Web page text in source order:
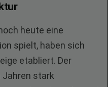
heute eine
spielt, haben sich
etabliert. Der
stark